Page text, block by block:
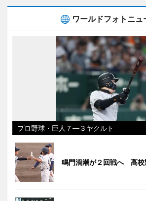
ワールドフォトニュ
プロ野球・巨人７―３ヤクルト
鳴門渦潮が２回戦へ 高校